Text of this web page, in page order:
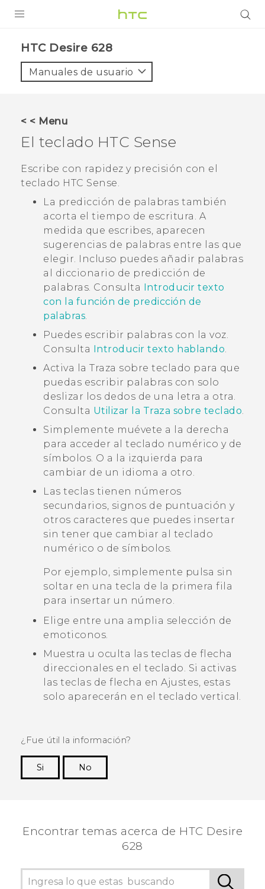
VIVE
AYUDA
Dispositivos y accesorios HTC
Iniciar sesión
HTC Desire 628‎
Manuales de usuario
< < Menu
El teclado HTC Sense
Escribe con rapidez y precisión con el
teclado HTC Sense.
La predicción de palabras también
acorta el tiempo de escritura. A
medida que escribes, aparecen
sugerencias de palabras entre las que
elegir. Incluso puedes añadir palabras
al diccionario de predicción de
palabras. Consulta
Introducir texto
con la función de predicción de
palabras.
Puedes escribir palabras con la voz.
Consulta
Introducir texto hablando.
Activa la Traza sobre teclado para que
puedas escribir palabras con solo
deslizar los dedos de una letra a otra.
Consulta Utilizar la Traza sobre teclado.
Simplemente muévete a la derecha
para acceder al teclado numérico y de
símbolos. O a la izquierda para
cambiar de un idioma a otro.
Las teclas tienen números
secundarios, signos de puntuación y
otros caracteres que puedes insertar
sin tener que cambiar al teclado
numérico o de símbolos.
Por ejemplo, simplemente pulsa sin
soltar en una tecla de la primera fila
para insertar un número.
Elige entre una amplia selección de
emoticonos.
Muestra u oculta las teclas de flecha
direccionales en el teclado. Si activas
las teclas de flecha en Ajustes, estas
solo aparecerán en el teclado vertical.
¿Fue útil la información?
Si
No
Encontrar temas acerca de HTC Desire
628